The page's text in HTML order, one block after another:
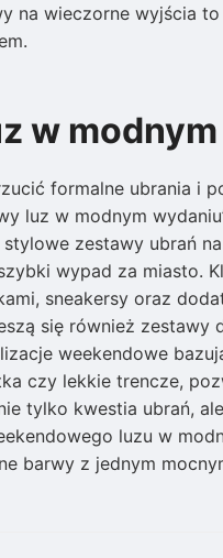
na wieczorne wyjścia
w
formalne ubrania i
luz w modnym
zestawy ubrań
wypad za miasto.
sneakersy oraz
się również
weekendowe
czy lekkie trencze,
tylko kwestia ubrań,
luzu w
barwy z jednym